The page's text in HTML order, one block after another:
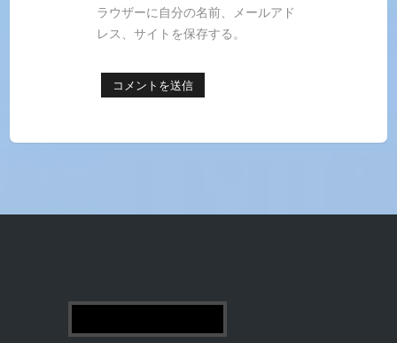
ラウザーに自分の名前、メールアド
レス、サイトを保存する。